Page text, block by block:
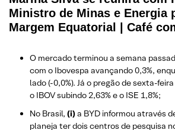
Ministro de Minas e Energia
Margem Equatorial | Café
O mercado terminou a semana
com o Ibovespa avançando 0,3%,
lado (-0,0%). Já o pregão de sexta-
o IBOV subindo 2,63% e o ISE 1,8%;
No Brasil, (i)a BYD informou através
planeja ter dois centros de pesquisa